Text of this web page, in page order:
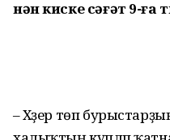
нән киске сәғәт 9-ға
– Хәҙер төп